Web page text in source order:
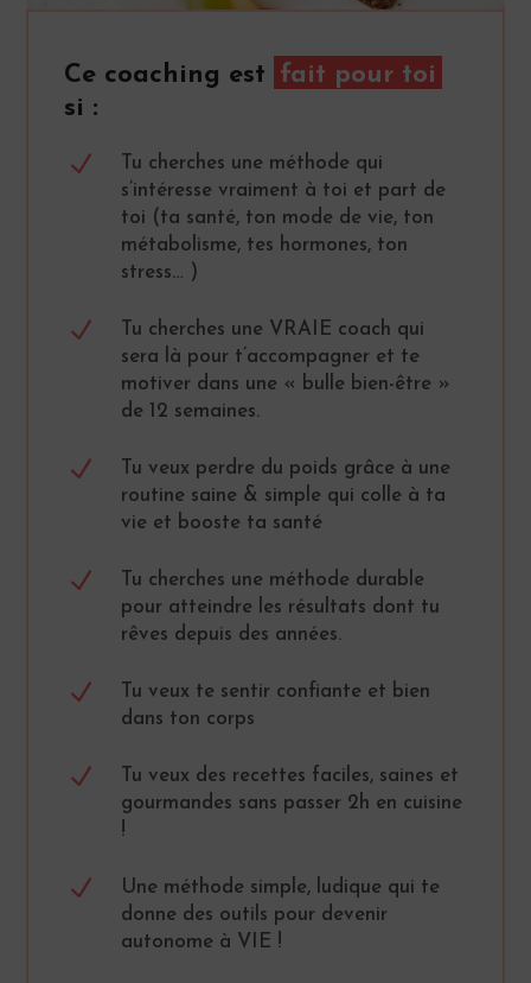
Ce coaching est
fait pour toi
si :
N
Tu cherches une méthode qui
s’intéresse vraiment à toi et part de
toi (ta santé, ton mode de vie, ton
métabolisme, tes hormones, ton
stress… )
N
Tu cherches une VRAIE coach qui
sera là pour t’accompagner et te
motiver dans une « bulle bien-être »
de 12 semaines.
N
Tu veux perdre du poids grâce à une
routine saine & simple qui colle à ta
vie et booste ta santé
N
Tu cherches une méthode durable
pour atteindre les résultats dont tu
rêves depuis des années.
N
Tu veux te sentir confiante et bien
dans ton corps
N
Tu veux des recettes faciles, saines et
gourmandes sans passer 2h en cuisine
!
N
Une méthode simple, ludique qui te
donne des outils pour devenir
autonome à VIE !